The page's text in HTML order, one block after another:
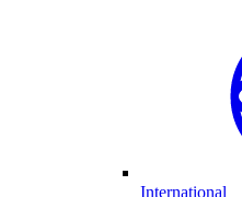
International